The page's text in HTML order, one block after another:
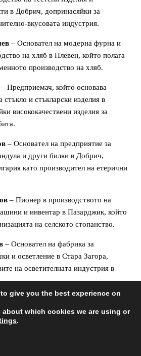
в Добрич, допринасяйки за
вкусовата индустрия.
– Основател на модерна фурна и
на хляб в Плевен, който полага
производство на хляб.
– Предприемач, който основава
стъкло и стъкларски изделия в
висококачествени изделия за
– Основател на предприятие за
и други билки в Добрич,
като производител на етерични
– Пионер в производството на
и инвентар в Пазарджик, който
на селското стопанство.
– Основател на фабрика за
и осветление в Стара Загора,
на осветителната индустрия в
за консервиране на риба и
региона като център за
give you the best experience on
about which cookies we are using or
.